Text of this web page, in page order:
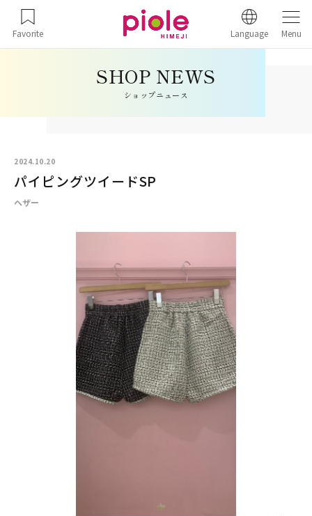
Favorite Language Menu
ショップニュース
2024.10.20
パイピングツイードSP
ヘザー